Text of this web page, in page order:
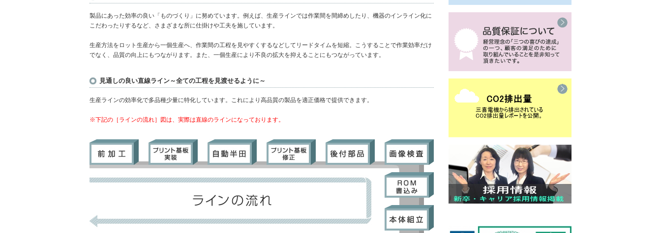
製品にあった効率の良い「ものづくり」に努めています。例えば、生産ラインでは作業間を間締めしたり、機器のインライン化に
こだわったりするなど、さまざまな所に仕掛けや工夫を施しています。
生産方法をロット生産から一個生産へ、作業間の工程を見やすくするなどしてリードタイムを短縮。こうすることで作業効率だけ
でなく、品質の向上にもつながります。また、一個生産により不良の拡大を抑えることにもつながっています。
見通しの良い直線ライン～全ての工程を見渡せるように～
生産ラインの効率化で多品種少量に特化しています。これにより高品質の製品を適正価格で提供できます。
※下記の［ラインの流れ］図は、実際は直線のラインになっております。